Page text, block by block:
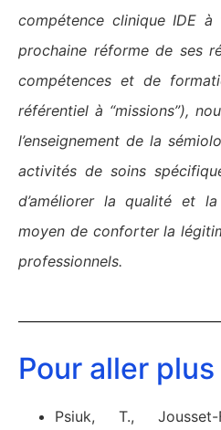
compétence clinique IDE
prochaine réforme de ses
compétences et de
référentiel à “missions”),
l’enseignement de la
activités de soins
d’améliorer la qualité et
moyen de conforter la
professionnels.
Pour aller plus
Psiuk, T.,